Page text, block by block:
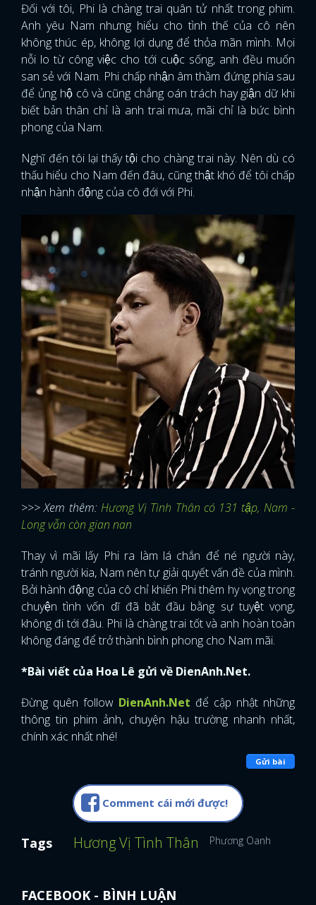
Đối với tôi, Phi là chàng trai quân tử nhất trong phim.
Anh yêu Nam nhưng hiểu cho tình thế của cô nên
không thúc ép, không lợi dụng để thỏa mãn mình. Mọi
nỗi lo từ công việc cho tới cuộc sống, anh đều muốn
san sẻ với Nam. Phi chấp nhận âm thầm đứng phía sau
để ủng hộ cô và cũng chẳng oán trách hay giận dữ khi
biết bản thân chỉ là anh trai mưa, mãi chỉ là bức bình
phong của Nam.
Nghĩ đến tôi lại thấy tội cho chàng trai này. Nên dù có
thấu hiểu cho Nam đến đâu, cũng thật khó để tôi chấp
nhận hành động của cô đới với Phi.
>>> Xem thêm: Hương Vị Tình Thân có 131 tập, Nam -
Long vẫn còn gian nan
Thay vì mãi lấy Phi ra làm lá chắn để né người này,
tránh người kia, Nam nên tự giải quyết vấn đề của mình.
Bởi hành động của cô chỉ khiến Phi thêm hy vọng trong
chuyện tình vốn dĩ đã bắt đầu bằng sự tuyệt vọng,
không đi tới đâu. Phi là chàng trai tốt và anh hoàn toàn
không đáng để trở thành bình phong cho Nam mãi.
*Bài viết của Hoa Lê gửi về DienAnh.Net.
Đừng quên follow DienAnh.Net để cập nhật những
thông tin phim ảnh, chuyện hậu trường nhanh nhất,
chính xác nhất nhé!
Gửi bài
Comment cái mới được!
Tags Hương Vị Tình Thân Phương Oanh
FACEBOOK - BÌNH LUẬN